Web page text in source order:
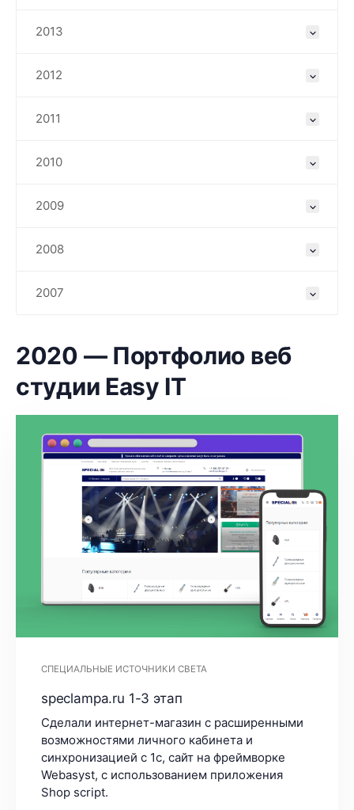
2013
2012
2011
2010
2009
2008
2007
2020 — Портфолио веб
студии Easy IT
СПЕЦИАЛЬНЫЕ ИСТОЧНИКИ СВЕТА
speclampa.ru 1-3 этап
Сделали интернет-магазин с расширенными
возможностями личного кабинета и
синхронизацией с 1с, сайт на фреймворке
Webasyst, с использованием приложения
Shop script.